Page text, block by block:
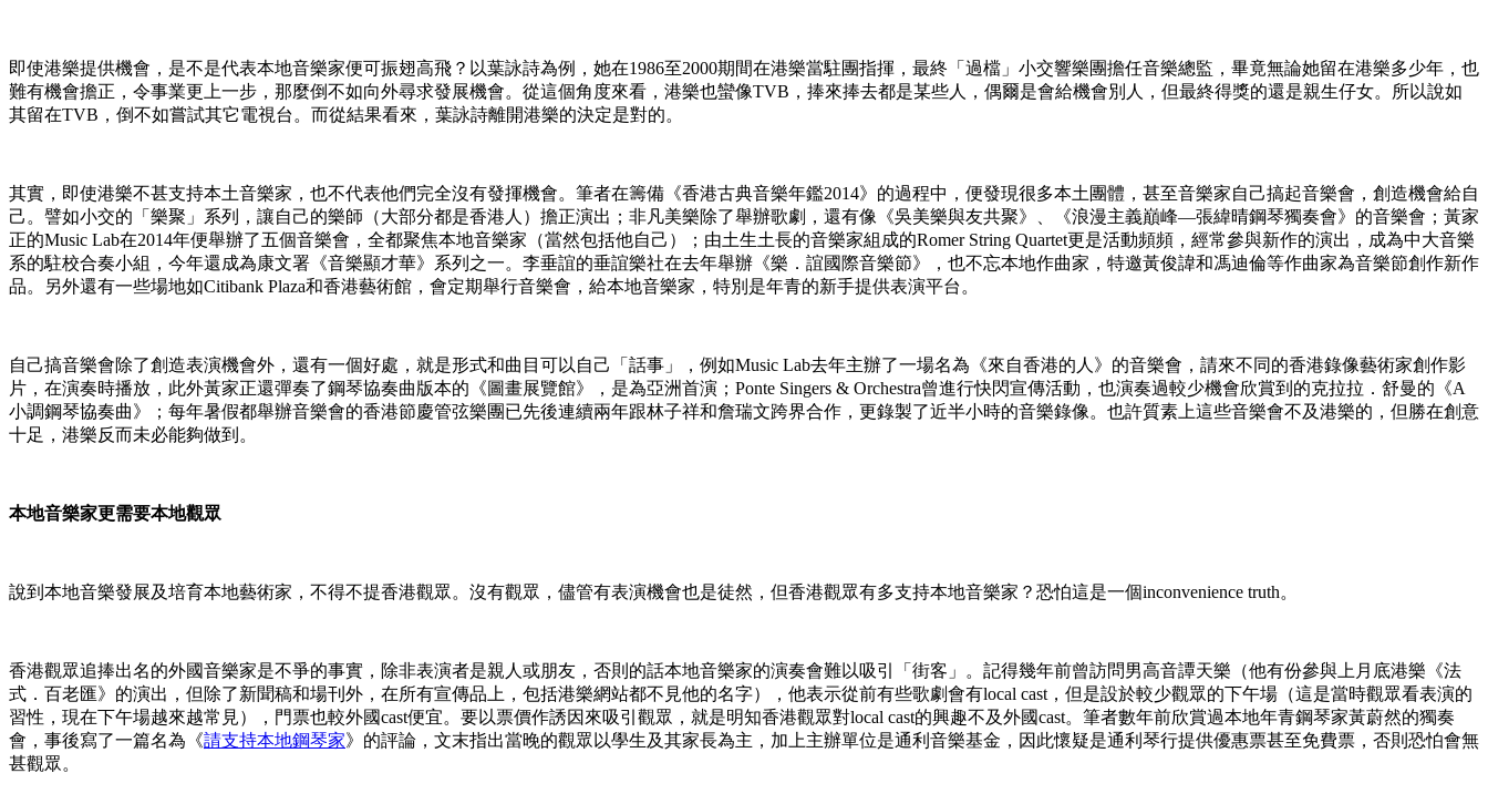
即使港樂提供機會，是不是代表本地音樂家便可振翅高飛？以葉詠詩為例，她在1986至2000期間在港樂當駐團指揮，最終「過檔」小交響樂團擔任音樂總監，畢竟無論她留在港樂多少年，也
難有機會擔正，令事業更上一步，那麼倒不如向外尋求發展機會。從這個角度來看，港樂也蠻像TVB，捧來捧去都是某些人，偶爾是會給機會別人，但最終得獎的還是親生仔女。所以說如
其留在TVB，倒不如嘗試其它電視台。而從結果看來，葉詠詩離開港樂的決定是對的。
其實，即使港樂不甚支持本土音樂家，也不代表他們完全沒有發揮機會。筆者在籌備《香港古典音樂年鑑2014》的過程中，便發現很多本土團體，甚至音樂家自己搞起音樂會，創造機會給自
己。譬如小交的「樂聚」系列，讓自己的樂師（大部分都是香港人）擔正演出；非凡美樂除了舉辦歌劇，還有像《吳美樂與友共聚》、《浪漫主義巔峰—張緯晴鋼琴獨奏會》的音樂會；黃家
正的Music Lab在2014年便舉辦了五個音樂會，全都聚焦本地音樂家（當然包括他自己）；由土生土長的音樂家組成的Romer String Quartet更是活動頻頻，經常參與新作的演出，成為中大音樂
系的駐校合奏小組，今年還成為康文署《音樂顯才華》系列之一。李垂誼的垂誼樂社在去年舉辦《樂．誼國際音樂節》，也不忘本地作曲家，特邀黃俊諱和馮迪倫等作曲家為音樂節創作新作
品。另外還有一些場地如Citibank Plaza和香港藝術館，會定期舉行音樂會，給本地音樂家，特別是年青的新手提供表演平台。
自己搞音樂會除了創造表演機會外，還有一個好處，就是形式和曲目可以自己「話事」，例如Music Lab去年主辦了一場名為《來自香港的人》的音樂會，請來不同的香港錄像藝術家創作影
片，在演奏時播放，此外黃家正還彈奏了鋼琴協奏曲版本的《圖畫展覽館》，是為亞洲首演；Ponte Singers & Orchestra曾進行快閃宣傳活動，也演奏過較少機會欣賞到的克拉拉．舒曼的《A
小調鋼琴協奏曲》；每年暑假都舉辦音樂會的香港節慶管弦樂團已先後連續兩年跟林子祥和詹瑞文跨界合作，更錄製了近半小時的音樂錄像。也許質素上這些音樂會不及港樂的，但勝在創意
十足，港樂反而未必能夠做到。
本地音樂家更需要本地觀眾
說到本地音樂發展及培育本地藝術家，不得不提香港觀眾。沒有觀眾，儘管有表演機會也是徒然，但香港觀眾有多支持本地音樂家？恐怕這是一個inconvenience truth。
香港觀眾追捧出名的外國音樂家是不爭的事實，除非表演者是親人或朋友，否則的話本地音樂家的演奏會難以吸引「街客」。記得幾年前曾訪問男高音譚天樂（他有份參與上月底港樂《法
式．百老匯》的演出，但除了新聞稿和場刊外，在所有宣傳品上，包括港樂網站都不見他的名字），他表示從前有些歌劇會有local cast，但是設於較少觀眾的下午場（這是當時觀眾看表演的
習性，現在下午場越來越常見），門票也較外國cast便宜。要以票價作誘因來吸引觀眾，就是明知香港觀眾對local cast的興趣不及外國cast。筆者數年前欣賞過本地年青鋼琴家黃蔚然的獨奏
會，事後寫了一篇名為《請支持本地鋼琴家》的評論，文末指出當晚的觀眾以學生及其家長為主，加上主辦單位是通利音樂基金，因此懷疑是通利琴行提供優惠票甚至免費票，否則恐怕會無
甚觀眾。